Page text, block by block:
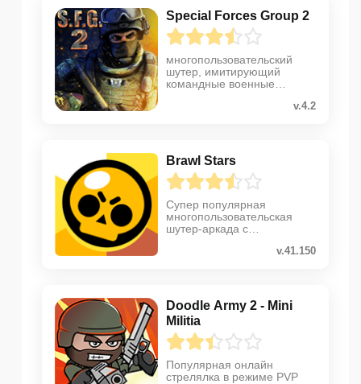
Special Forces Group 2
многопользовательский
шутер, имитирующий
командные военные
v.4.2
Brawl Stars
Супер популярная
многопользовательская
шутер-аркада с
v.41.150
Doodle Army 2 - Mini
Militia
Популярная онлайн
стрелялка в режиме PVP